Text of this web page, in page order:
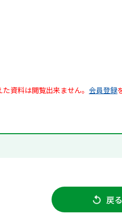
資料は閲覧出来ません。 会員登録
戻る